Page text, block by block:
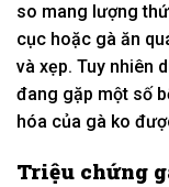
so mang lượng
cục hoặc gà ăn
và xẹp. Tuy nhiên
đang gặp một số
hóa của gà ko
Triệu chứng